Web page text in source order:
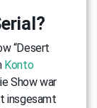
“Desert
Konto
Show war
insgesamt